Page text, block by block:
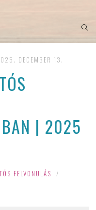
DECEMBER 13.
| 2025
FELVONULÁS
/